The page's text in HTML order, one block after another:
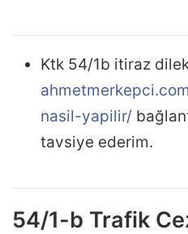
Ktk 54/1b itiraz
nasil-yapilir/
tavsiye ederim.
54/1-b Trafik